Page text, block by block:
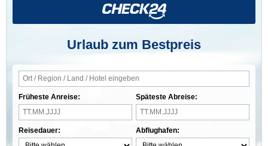
Urlaub zum Bestpreis
Früheste Anreise:
Reisedauer:
Späteste Abreise:
Abflughafen: